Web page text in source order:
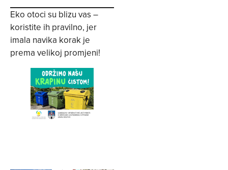
Eko otoci su blizu vas –
koristite ih pravilno, jer
imala navika korak je
prema velikoj promjeni!